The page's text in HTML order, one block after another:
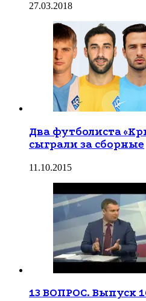
27.03.2018
Два футболиста
сыграли за сборные
11.10.2015
13 ВОПРОС. Выпуск